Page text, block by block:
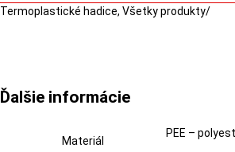
Termoplastické hadice,Všetky produkty/
Ďalšie informácie
Materiál
PEE –